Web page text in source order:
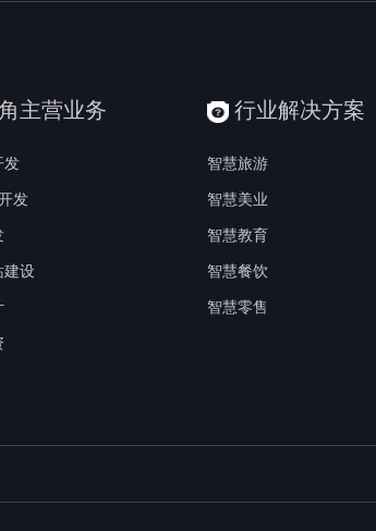
主营业务
发
发
建设
行业解决方案
智慧旅游
智慧美业
智慧教育
智慧餐饮
智慧零售